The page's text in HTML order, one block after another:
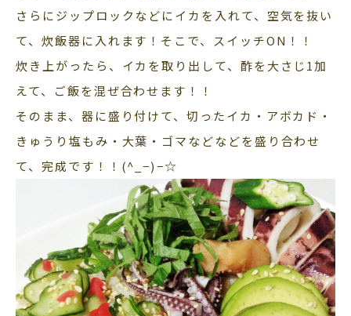
さらにジップロックなどにイカを入れて、空気を抜い
て、炊飯器に入れます！そこで、スイッチON！！
炊き上がったら、イカを取り出して、酢を大さじ1加
えて、ご飯を混ぜ合わせます！！
そのまま、器に盛り付けて、切ったイカ・アボカド・
きゅうり塩もみ・大葉・ゴマなどなどを盛り合わせ
て、完成です！！(^_−)−☆